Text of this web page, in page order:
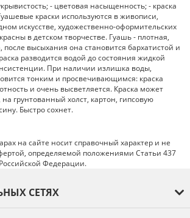
- цветовая насыщенность; - краска
краски используются в живописи,
искусстве, художественно-оформительских
в детском творчестве. Гуашь - плотная,
после высыхания она становится бархатистой и
разводится водой до состояния жидкой
При наличии излишка воды,
тонким и просвечивающимся: краска
и очень высветляется. Краска может
грунтованный холст, картон, гипсовую
Быстро сохнет.
на сайте носит справочный характер и не
определяемой положениями Статьи 437
Федерации.
СЕТЯХ